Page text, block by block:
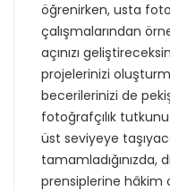
öğrenirken, usta
çalışmalarından
açınızı
projelerinizi
becerilerinizi de
fotoğrafçılık
üst seviyeye
tamamladığınızda,
prensiplerine hâkim